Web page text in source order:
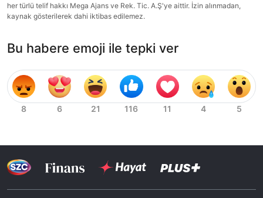
her türlü telif hakkı Mega Ajans ve Rek. Tic. A.Ş'ye aittir. İzin alınmadan,
kaynak gösterilerek dahi iktibas edilemez.
Bu habere emoji ile tepki ver